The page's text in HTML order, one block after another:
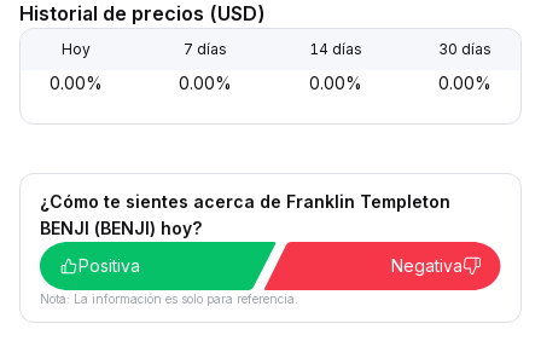
Historial de precios (USD)
Hoy 7 días 14 días 30 días
0.00% 0.00% 0.00% 0.00%
¿Cómo te sientes acerca de Franklin Templeton
BENJI (BENJI) hoy?
Positiva
Negativa
Nota: La información es solo para referencia.